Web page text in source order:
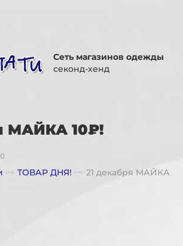
Сеть магазинов одежды
секонд-хенд
МАЙКА 10₽!
ТОВАР ДНЯ! 21 декабря МАЙКА